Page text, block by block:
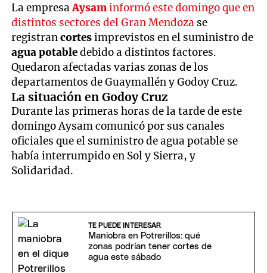
La empresaAysaminformó este domingo que en
distintos sectores del Gran Mendoza se
registrancortesimprevistos en el suministro de
agua potabledebido a distintos factores.
Quedaron afectadas varias zonas de los
departamentos de Guaymallén y Godoy Cruz.
La situación en Godoy Cruz
Durante las primeras horas de la tarde de este
domingo Aysam comunicó por sus canales
oficiales que el suministro de agua potable se
había interrumpido en Sol y Sierra, y
Solidaridad.
TE PUEDE INTERESAR
Maniobra en Potrerillos: qué
zonas podrían tener cortes de
agua este sábado